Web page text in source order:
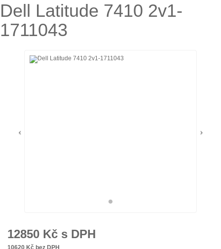
Dell Latitude 7410 2v1-
1711043
12850 Kč s DPH
10620 Kč bez DPH